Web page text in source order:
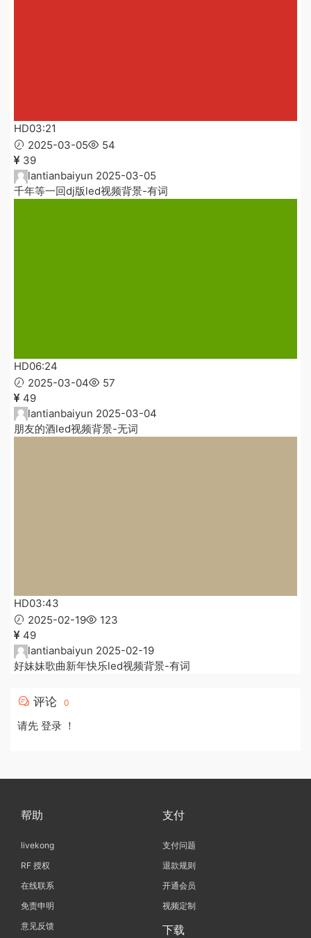
HD03:21
2025-03-05
54
39
lantianbaiyun 2025-03-05
千年等一回dj版led视频背景-有词
HD06:24
2025-03-04
57
49
lantianbaiyun 2025-03-04
朋友的酒led视频背景-无词
HD03:43
2025-02-19
123
49
lantianbaiyun 2025-02-19
好妹妹歌曲新年快乐led视频背景-有词
评论 0
请先 登录 ！
帮助
livekong
RF 授权
在线联系
免责申明
意见反馈
支付
支付问题
退款规则
开通会员
视频定制
下载